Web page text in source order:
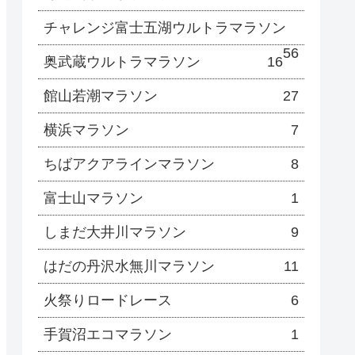
チャレンジ富士五湖ウルトラマラソン
56
奥武蔵ウルトラマラソン 16
館山若潮マラソン 27
横浜マラソン 7
ちばアクアラインマラソン 8
富士山マラソン 1
しまだ大井川マラソン 9
はだの丹沢水無川マラソン 11
火祭りロードレース 6
手賀沼エコマラソン 1